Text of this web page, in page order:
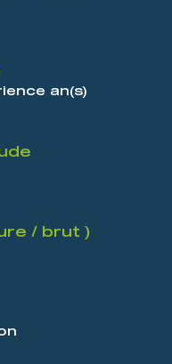
an(s)
/ brut )